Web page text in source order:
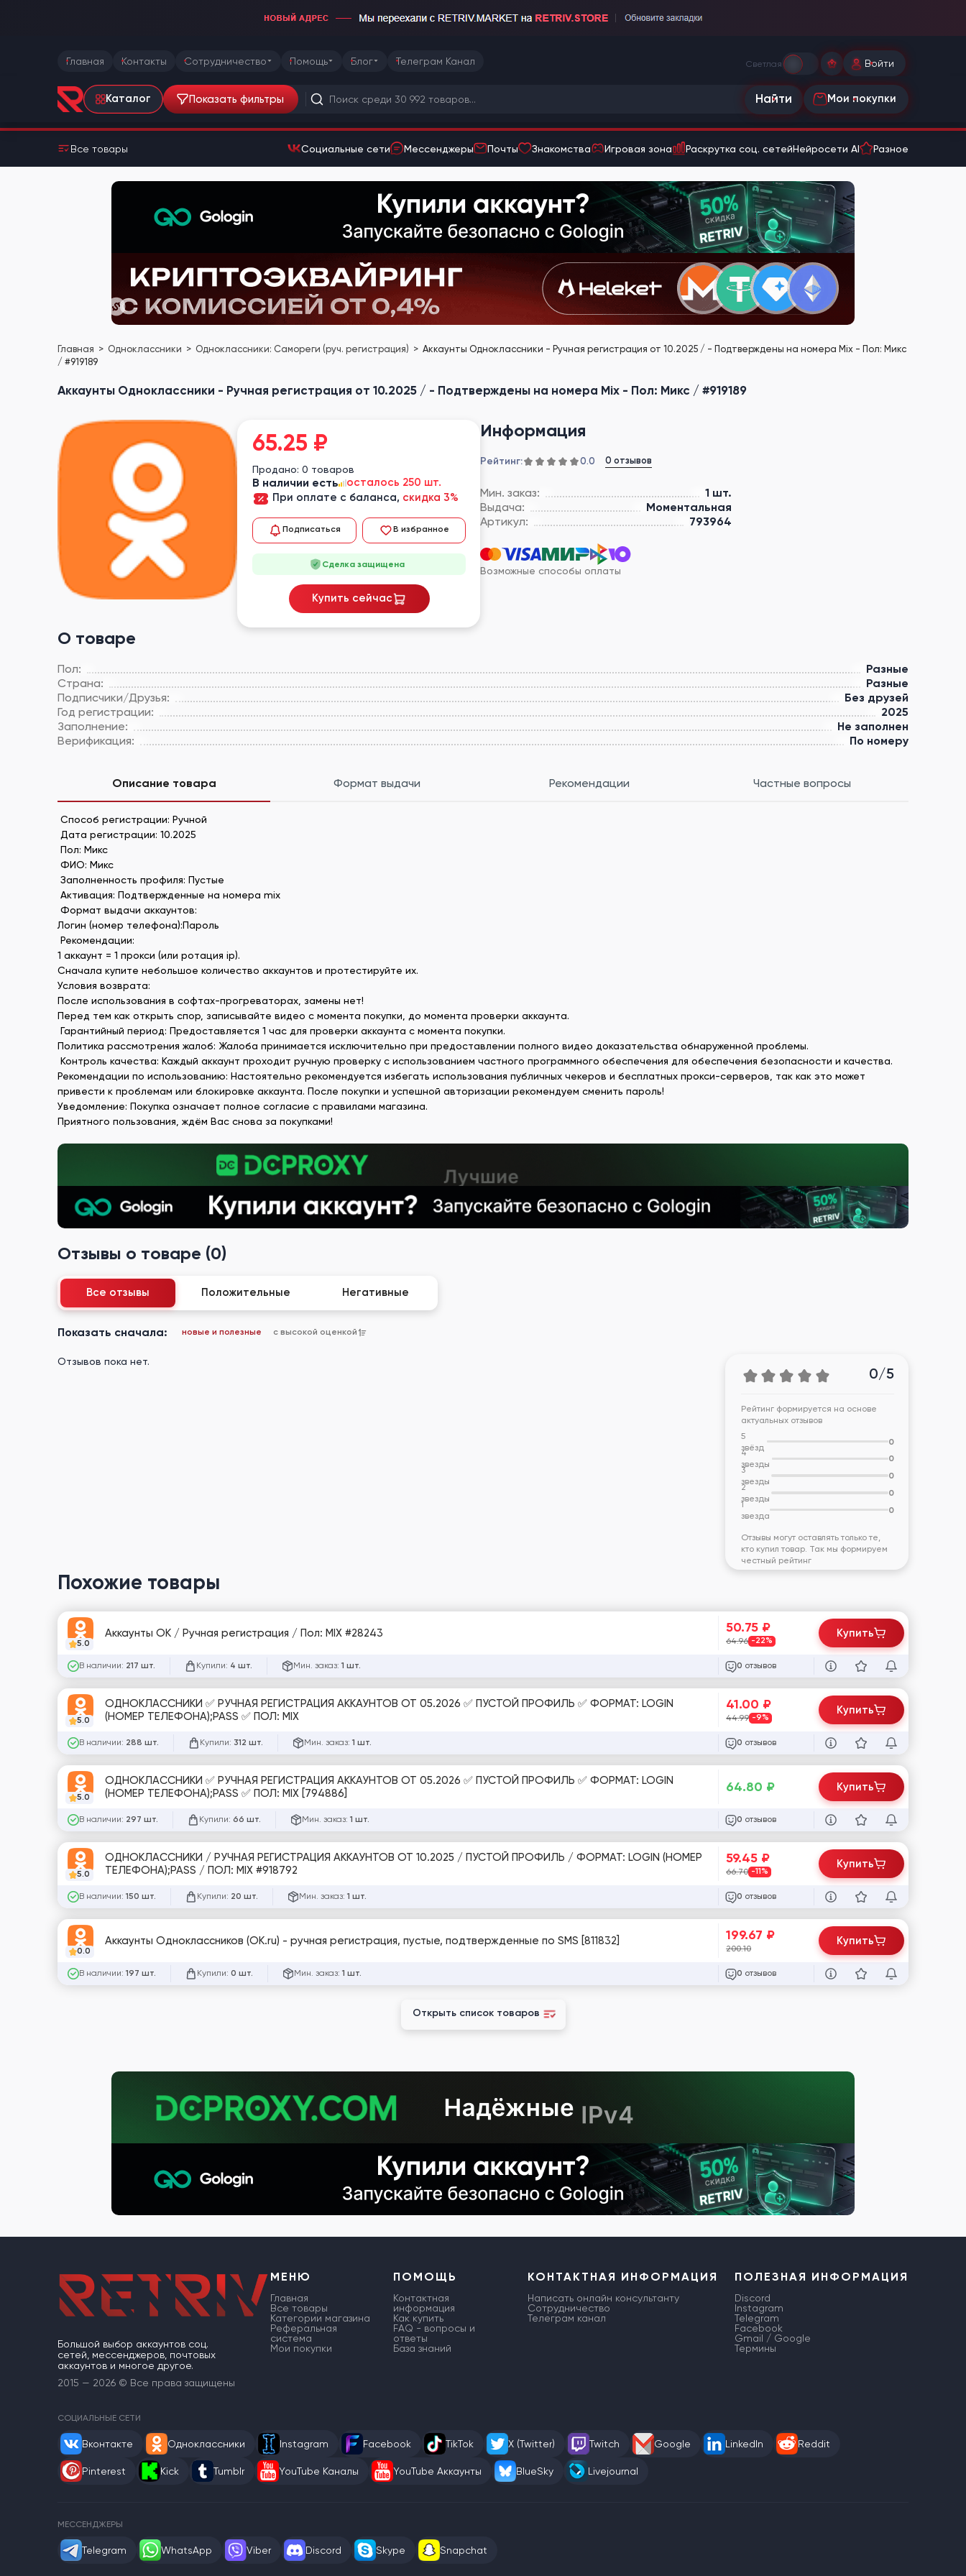
Главная Контакты Сотрудничество Помощь Блог Телеграм Канал Светлая Войти
Каталог Показать фильтры Найти Мои покупки
Все товары Социальные сети Мессенджеры Почты Знакомства Игровая зона Раскрутка соц. сетейНейросети AI Разное
Главная Одноклассники Одноклассники: Самореги (руч. регистрация)
Аккаунты Одноклассники - Ручная регистрация от 10.2025 / - Подтверждены на номера Mix - Пол: Микс
/ #919189
Аккаунты Одноклассники - Ручная регистрация от 10.2025 / - Подтверждены на номера Mix - Пол: Микс / #919189
Информация
Рейтинг: 0.0 0 отзывов
Мин. заказ:
1 шт.
Выдача:
Моментальная
Артикул:
793964
Возможные способы оплаты
О товаре
Пол:
Разные
Страна:
Разные
Подписчики/Друзья:
Без друзей
Год регистрации:
2025
Заполнение:
Не заполнен
Верификация:
По номеру
65.25 ₽
Продано: 0 товаров
В наличии есть
осталось 250 шт.
При оплате с баланса, скидка 3%
Подписаться В избранное
Сделка защищена
Купить сейчас
Описание товара Формат выдачи Рекомендации Частные вопросы
Способ регистрации: Ручной
Дата регистрации: 10.2025
Пол: Микс
ФИО: Микс
Заполненность профиля: Пустые
Активация: Подтвержденные на номера mix
Формат выдачи аккаунтов:
Логин (номер телефона):Пароль
Рекомендации:
1 аккаунт = 1 прокси (или ротация ip).
Сначала купите небольшое количество аккаунтов и протестируйте их.
Условия возврата:
После использования в софтах-прогреваторах, замены нет!
Перед тем как открыть спор, записывайте видео с момента покупки, до момента проверки аккаунта.
Гарантийный период: Предоставляется 1 час для проверки аккаунта с момента покупки.
Политика рассмотрения жалоб: Жалоба принимается исключительно при предоставлении полного видео доказательства обнаруженной проблемы.
Контроль качества: Каждый аккаунт проходит ручную проверку с использованием частного программного обеспечения для обеспечения безопасности и качества.
Рекомендации по использованию: Настоятельно рекомендуется избегать использования публичных чекеров и бесплатных прокси-серверов, так как это может
привести к проблемам или блокировке аккаунта. После покупки и успешной авторизации рекомендуем сменить пароль!
Уведомление: Покупка означает полное согласие с правилами магазина.
Приятного пользования, ждём Вас снова за покупками!
Отзывы о товаре (0)
Все отзывы Положительные Негативные
Показать сначала: новые и полезные с высокой оценкой
Отзывов пока нет.
0/5
Рейтинг формируется на основе
актуальных отзывов
5
звёзд
0
4
звезды
0
3
звезды
0
2
звезды
0
1
звезда
0
Отзывы могут оставлять только те,
кто купил товар. Так мы формируем
честный рейтинг
Похожие товары
5.0
Аккаунты ОК / Ручная регистрация / Пол: MIX #28243
В наличии: 217 шт. Купили: 4 шт. Мин. заказ: 1 шт.
50.75 ₽
64.96 -22%
0 отзывов
Купить
5.0
ОДНОКЛАССНИКИ ✅ РУЧНАЯ РЕГИСТРАЦИЯ АККАУНТОВ ОТ 05.2026 ✅ ПУСТОЙ ПРОФИЛЬ ✅ ФОРМАТ: LOGIN
(НОМЕР ТЕЛЕФОНА);PASS ✅ ПОЛ: MIX
В наличии: 288 шт. Купили: 312 шт. Мин. заказ: 1 шт.
41.00 ₽
44.99 -9%
0 отзывов
Купить
5.0
ОДНОКЛАССНИКИ ✅ РУЧНАЯ РЕГИСТРАЦИЯ АККАУНТОВ ОТ 05.2026 ✅ ПУСТОЙ ПРОФИЛЬ ✅ ФОРМАТ: LOGIN
(НОМЕР ТЕЛЕФОНА);PASS ✅ ПОЛ: MIX [794886]
В наличии: 297 шт. Купили: 66 шт. Мин. заказ: 1 шт.
64.80 ₽
0 отзывов
Купить
5.0
ОДНОКЛАССНИКИ / РУЧНАЯ РЕГИСТРАЦИЯ АККАУНТОВ ОТ 10.2025 / ПУСТОЙ ПРОФИЛЬ / ФОРМАТ: LOGIN (НОМЕР
ТЕЛЕФОНА);PASS / ПОЛ: MIX #918792
В наличии: 150 шт. Купили: 20 шт. Мин. заказ: 1 шт.
59.45 ₽
66.70 -11%
0 отзывов
Купить
0.0
Аккаунты Одноклассников (OK.ru) - ручная регистрация, пустые, подтвержденные по SMS [811832]
В наличии: 197 шт. Купили: 0 шт. Мин. заказ: 1 шт.
199.67 ₽
200.10
0 отзывов
Купить
Открыть список товаров
Большой выбор аккаунтов соц.
сетей, мессенджеров, почтовых
аккаунтов и многое другое.
2015 — 2026 © Все права защищены
МЕНЮ
Главная
Все товары
Категории магазина
Реферальная
система
Мои покупки
ПОМОЩЬ
Контактная
информация
Как купить
FAQ - вопросы и
ответы
База знаний
КОНТАКТНАЯ ИНФОРМАЦИЯ
Написать онлайн консультанту
Сотрудничество
Телеграм канал
ПОЛЕЗНАЯ ИНФОРМАЦИЯ
Discord
Instagram
Telegram
Facebook
Gmail / Google
Термины
СОЦИАЛЬНЫЕ СЕТИ
Вконтакте Одноклассники Instagram Facebook TikTok X (Twitter) Twitch Google LinkedIn Reddit
Pinterest Kick Tumblr YouTube Каналы YouTube Аккаунты BlueSky Livejournal
МЕССЕНДЖЕРЫ
Telegram WhatsApp Viber Discord Skype Snapchat